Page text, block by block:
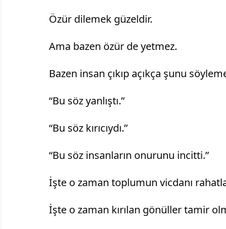
		Özür dilemek güzeldir.
		Ama bazen özür de yetmez.
Bazen insan çıkıp açıkça şunu
		“Bu söz yanlıştı.”
		“Bu söz kırıcıydı.”
		“Bu söz insanların onurunu incitti.”
İşte o zaman toplumun vicdanı
İşte o zaman kırılan gönüller tamir